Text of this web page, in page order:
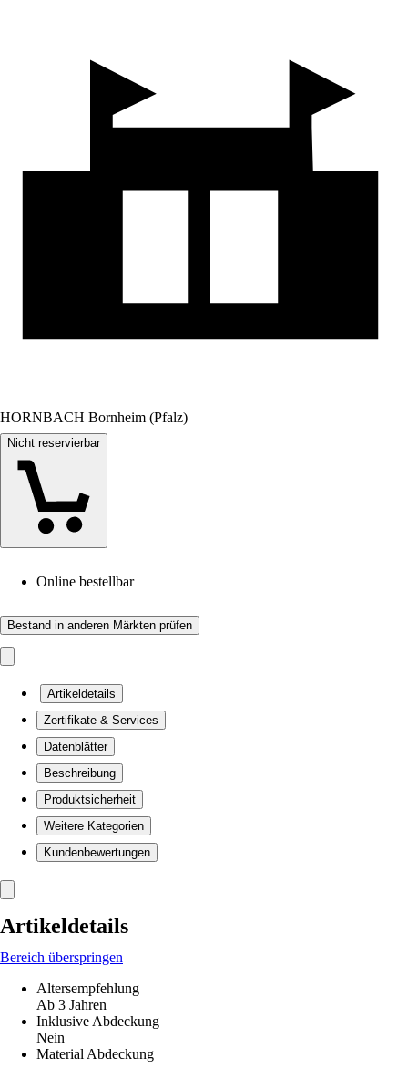
HORNBACH Bornheim (Pfalz)
Nicht reservierbar
Online bestellbar
Bestand in anderen Märkten prüfen
Artikeldetails
Zertifikate & Services
Datenblätter
Beschreibung
Produktsicherheit
Weitere Kategorien
Kundenbewertungen
Artikeldetails
Bereich überspringen
Altersempfehlung
Ab 3 Jahren
Inklusive Abdeckung
Nein
Material Abdeckung